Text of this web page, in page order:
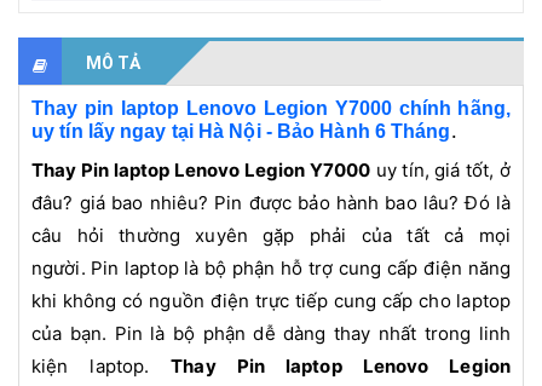
MÔ TẢ
Thay pin laptop Lenovo Legion Y7000 chính hãng,
uy tín lấy ngay tại Hà Nội - Bảo Hành 6 Tháng.
Thay Pin laptop Lenovo Legion Y7000 uy tín, giá tốt, ở
đâu? giá bao nhiêu? Pin được bảo hành bao lâu? Đó là
câu hỏi thường xuyên gặp phải của tất cả mọi
người. Pin laptop là bộ phận hỗ trợ cung cấp điện năng
khi không có nguồn điện trực tiếp cung cấp cho laptop
của bạn. Pin là bộ phận dễ dàng thay nhất trong linh
kiện laptop.Thay Pin laptop Lenovo Legion